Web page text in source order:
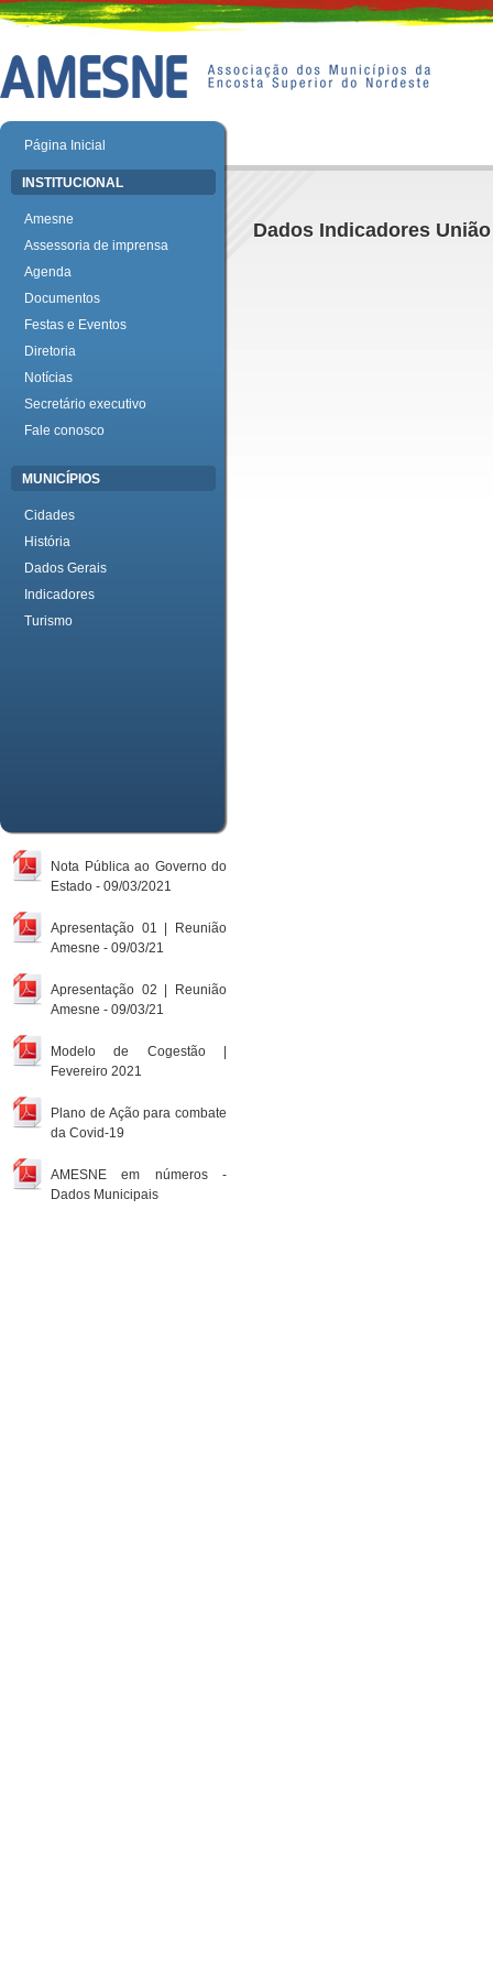
Página Inicial
INSTITUCIONAL
Amesne
Assessoria de imprensa
Agenda
Documentos
Festas e Eventos
Diretoria
Notícias
Secretário executivo
Fale conosco
MUNICÍPIOS
Cidades
História
Dados Gerais
Indicadores
Turismo
Nota Pública ao Governo do
Estado - 09/03/2021
Apresentação 01 | Reunião
Amesne - 09/03/21
Apresentação 02 | Reunião
Amesne - 09/03/21
Modelo de Cogestão |
Fevereiro 2021
Plano de Ação para combate
da Covid-19
AMESNE em números -
Dados Municipais
Dados Indicadores